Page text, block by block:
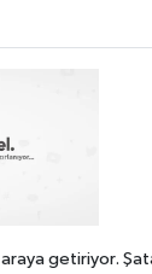
getiriyor.